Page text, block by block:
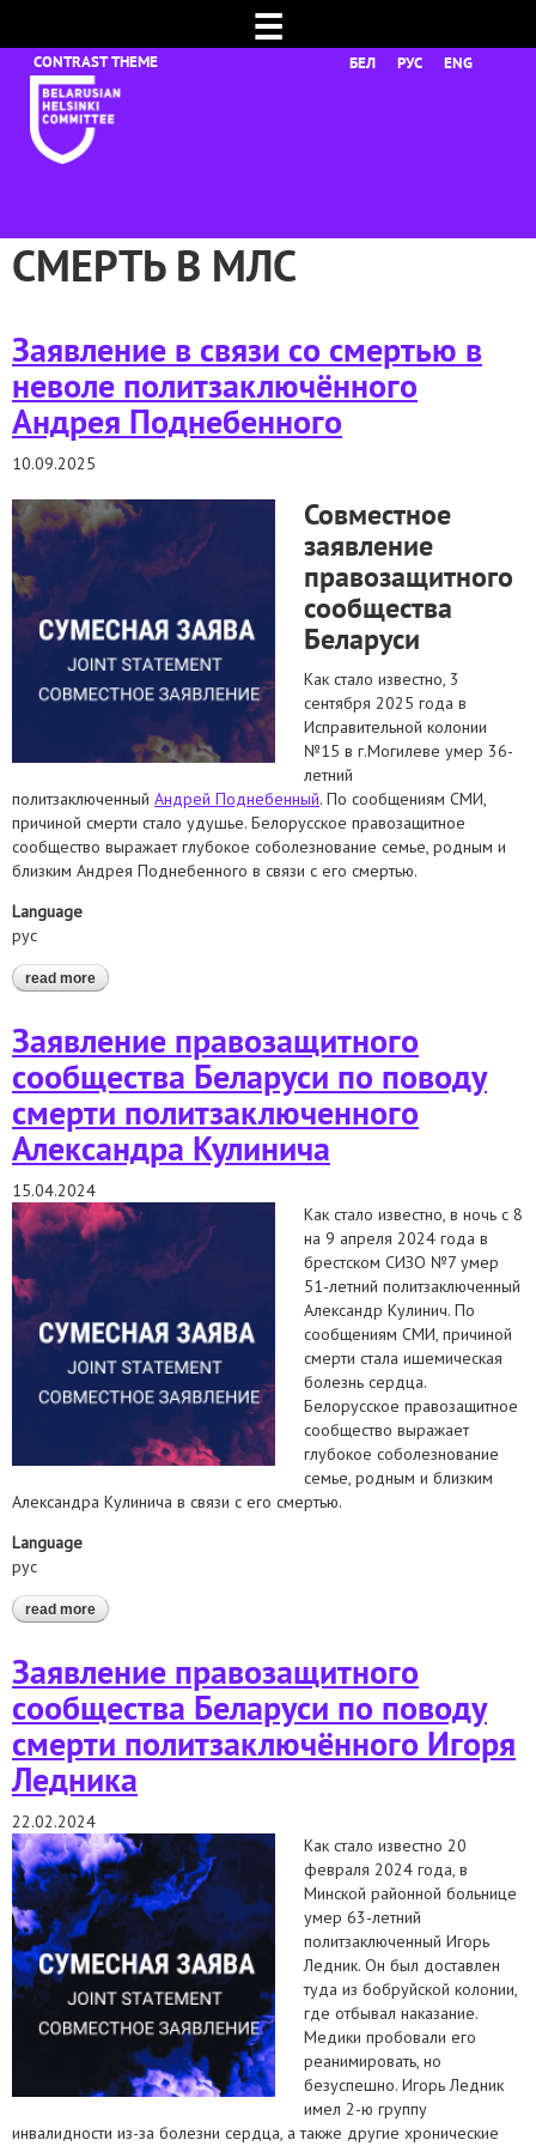
☰
БЕЛ РУС ENG
СМЕРТЬ В МЛС
Заявление в связи со смертью в
неволе политзаключённого
Андрея Поднебенного
10.09.2025
Совместное
заявление
правозащитного
сообщества
Беларуси
Как стало известно, 3
сентября 2025 года в
Исправительной колонии
№15 в г.Могилеве умер 36-
летний
политзаключенный Андрей Поднебенный. По сообщениям СМИ,
причиной смерти стало удушье. Белорусское правозащитное
сообщество выражает глубокое соболезнование семье, родным и
близким Андрея Поднебенного в связи с его смертью.
Language
рус
read more about заявление в связи со смертью в неволе
политзаключённого андрея поднебенного
Заявление правозащитного
сообщества Беларуси по поводу
смерти политзаключенного
Александра Кулинича
15.04.2024
Как стало известно, в ночь с 8
на 9 апреля 2024 года в
брестском СИЗО №7 умер
51-летний политзаключенный
Александр Кулинич. По
сообщениям СМИ, причиной
смерти стала ишемическая
болезнь сердца.
Белорусское правозащитное
сообщество выражает
глубокое соболезнование
семье, родным и близким
Александра Кулинича в связи с его смертью.
Language
рус
read more about заявление правозащитного сообщества беларуси по
поводу смерти политзаключенного александра кулинича
Заявление правозащитного
сообщества Беларуси по поводу
смерти политзаключённого Игоря
Ледника
22.02.2024
Как стало известно 20
февраля 2024 года, в
Минской районной больнице
умер 63-летний
политзаключенный Игорь
Ледник. Он был доставлен
туда из бобруйской колонии,
где отбывал наказание.
Медики пробовали его
реанимировать, но
безуспешно. Игорь Ледник
имел 2-ю группу
инвалидности из-за болезни сердца, а также другие хронические